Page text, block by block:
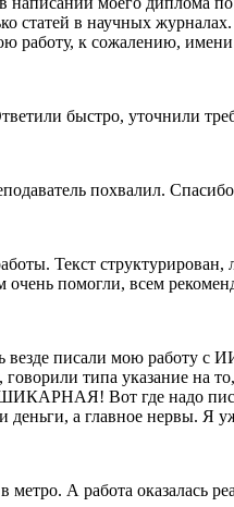
статей в научных
работу, к сожалению,
быстро, уточнили
похвалил.
Текст
помогли, всем
писали мою работу
типа указание на
Вот где надо
а главное нервы. Я
А работа оказалась